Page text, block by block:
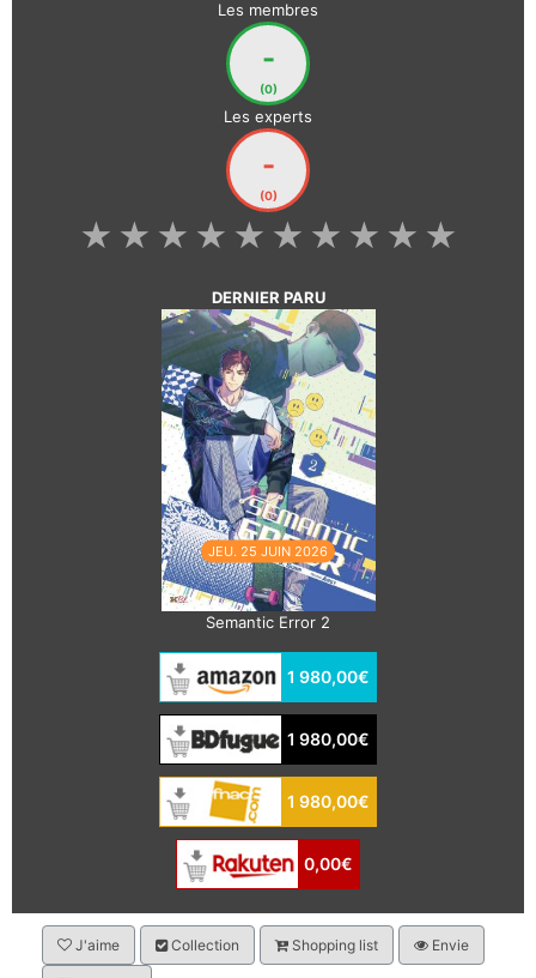
Les membres
-
(0)
Les experts
-
(0)
★
★
★
★
★
★
★
★
★
★
DERNIER PARU
JEU. 25 JUIN 2026
Semantic Error 2
1 980,00€
1 980,00€
1 980,00€
0,00€
J'aime Collection Shopping list Envie